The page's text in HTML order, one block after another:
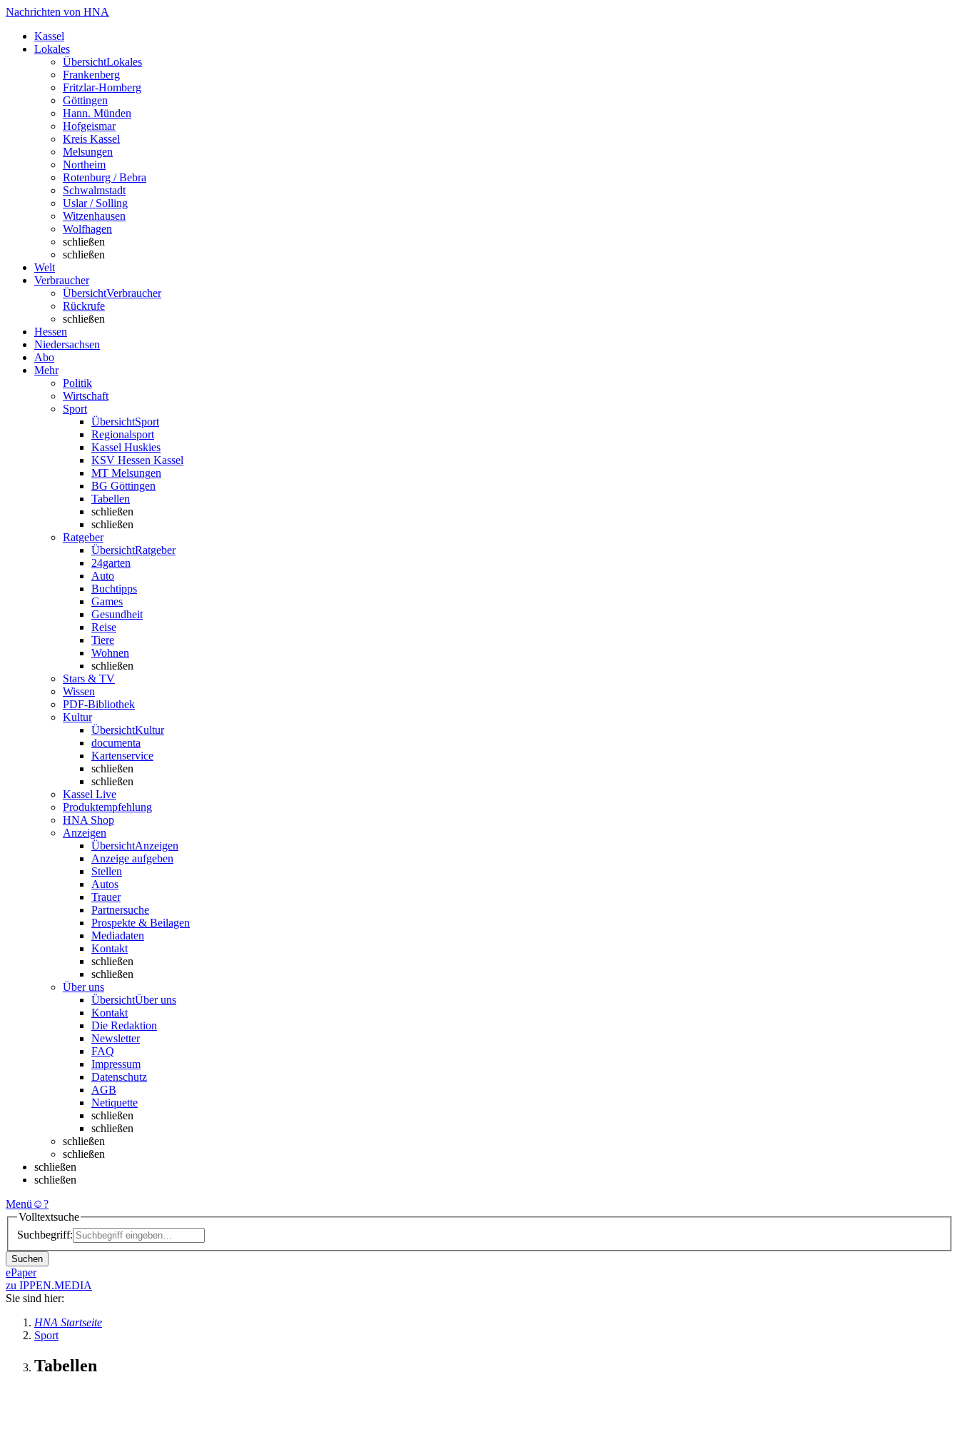
Nachrichten von HNA
Kassel
Lokales
ÜbersichtLokales
Frankenberg
Fritzlar-Homberg
Göttingen
Hann. Münden
Hofgeismar
Kreis Kassel
Melsungen
Northeim
Rotenburg / Bebra
Schwalmstadt
Uslar / Solling
Witzenhausen
Wolfhagen
schließen
schließen
Welt
Verbraucher
ÜbersichtVerbraucher
Rückrufe
schließen
Hessen
Niedersachsen
Abo
Mehr
Politik
Wirtschaft
Sport
ÜbersichtSport
Regionalsport
Kassel Huskies
KSV Hessen Kassel
MT Melsungen
BG Göttingen
Tabellen
schließen
schließen
Ratgeber
ÜbersichtRatgeber
24garten
Auto
Buchtipps
Games
Gesundheit
Reise
Tiere
Wohnen
schließen
Stars & TV
Wissen
PDF-Bibliothek
Kultur
ÜbersichtKultur
documenta
Kartenservice
schließen
schließen
Kassel Live
Produktempfehlung
HNA Shop
Anzeigen
ÜbersichtAnzeigen
Anzeige aufgeben
Stellen
Autos
Trauer
Partnersuche
Prospekte & Beilagen
Mediadaten
Kontakt
schließen
schließen
Über uns
ÜbersichtÜber uns
Kontakt
Die Redaktion
Newsletter
FAQ
Impressum
Datenschutz
AGB
Netiquette
schließen
schließen
schließen
schließen
schließen
schließen
Menü ☺?
Volltextsuche
Suchbegriff:
Suchen
ePaper
zu IPPEN.MEDIA
Sie sind hier:
HNA Startseite
Sport
Tabellen